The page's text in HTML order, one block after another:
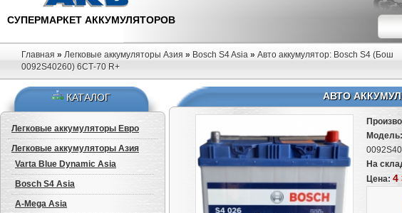
СУПЕРМАРКЕТ АККУМУЛЯТОРОВ
Главная » Легковые аккумуляторы Азия » Bosch S4 Asia » Авто аккумулятор: Bosch S4 (Бош
0092S40260) 6СТ-70 R+
КАТАЛОГ
Легковые аккумуляторы Евро
Легковые аккумуляторы Азия
Varta Blue Dynamic Asia
Bosch S4 Asia
A-Mega Asia
АВТО
Модель:
На
Цена: 4